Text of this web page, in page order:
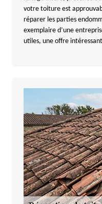
votre toiture est
réparer les parties
exemplaire d’une
utiles, une offre